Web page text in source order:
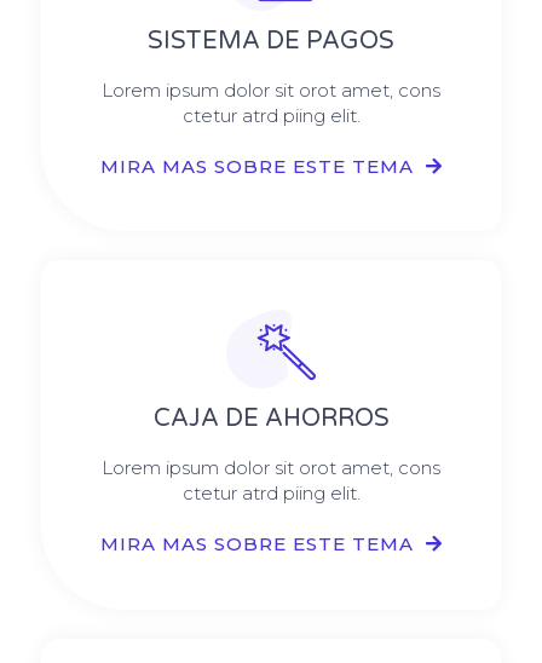
SISTEMA DE PAGOS
Lorem ipsum dolor sit orot amet, cons
ctetur atrd piing elit.​
MIRA MAS SOBRE ESTE TEMA
CAJA DE AHORROS
Lorem ipsum dolor sit orot amet, cons
ctetur atrd piing elit.​
MIRA MAS SOBRE ESTE TEMA